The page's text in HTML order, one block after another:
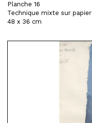
Planche 16
Technique mixte sur papier
48 x 36 cm